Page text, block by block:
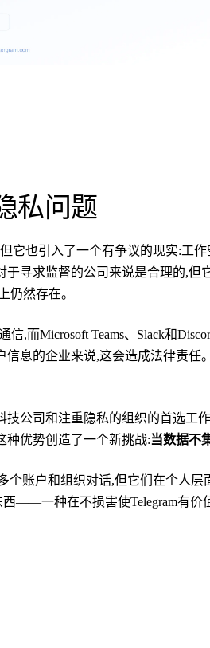
私问题
它也引入了一个有争议的现实:工
寻求监督的公司来说是合理的,但
仍然存在。
,而Microsoft Teams、Slack和
息的企业来说,这会造成法律责任
技公司和注重隐私的组织的首选工
种优势创造了一个新挑战:当数据不
个账户和组织对话,但它们在个人层
西——一种在不损害使Telegram有价